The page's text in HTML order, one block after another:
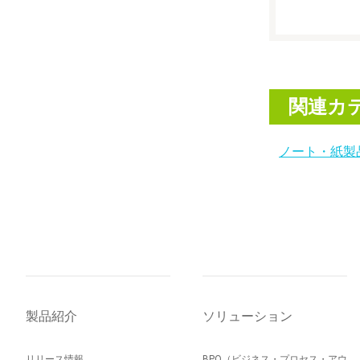
関連カ
ノート・紙製
製品紹介 ソリューション